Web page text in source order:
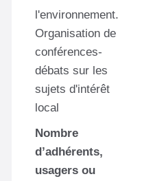
l'environnement.
Organisation de
conférences-
débats sur les
sujets d'intérêt
local
Nombre
d’adhérents,
usagers ou